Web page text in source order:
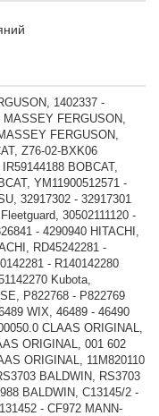
1402337 -
MASSEY FERGUSON,
FERGUSON,
Z76-02-BXK06
BOBCAT,
YM11900512571 -
32917302 - 32917301
30502111120 -
- 4290940 HITACHI,
RD45242281 -
- R140142280
Kubota,
P822768 - P822769
WIX, 46489 - 46490
CLAAS ORIGINAL,
ORIGINAL, 001 602
ORIGINAL, 11M820110
BALDWIN, RS3703
BALDWIN, C13145/2 -
- CF972 MANN-